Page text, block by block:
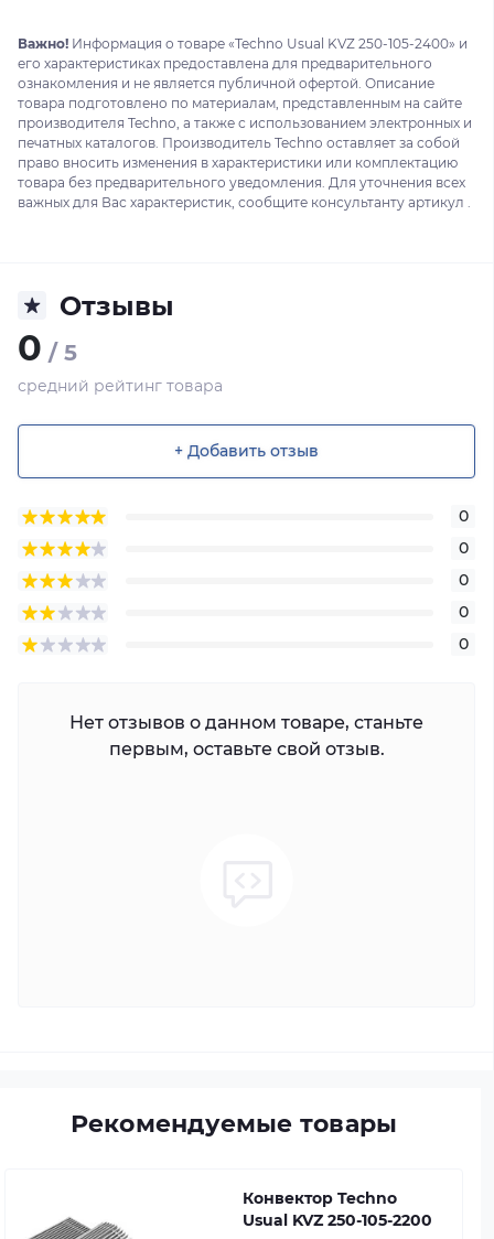
Важно! Информация о товаре «Techno Usual KVZ 250-105-2400» и
его характеристиках предоставлена для предварительного
ознакомления и не является публичной офертой. Описание
товара подготовлено по материалам, представленным на сайте
производителя Techno, а также с использованием электронных и
печатных каталогов. Производитель Techno оставляет за собой
право вносить изменения в характеристики или комплектацию
товара без предварительного уведомления. Для уточнения всех
важных для Вас характеристик, сообщите консультанту артикул .
Отзывы
0 / 5
средний рейтинг товара
+ Добавить отзыв
0
0
0
0
0
Нет отзывов о данном товаре, станьте
первым, оставьте свой отзыв.
Рекомендуемые товары
Конвектор Techno
Usual KVZ 250-105-2200